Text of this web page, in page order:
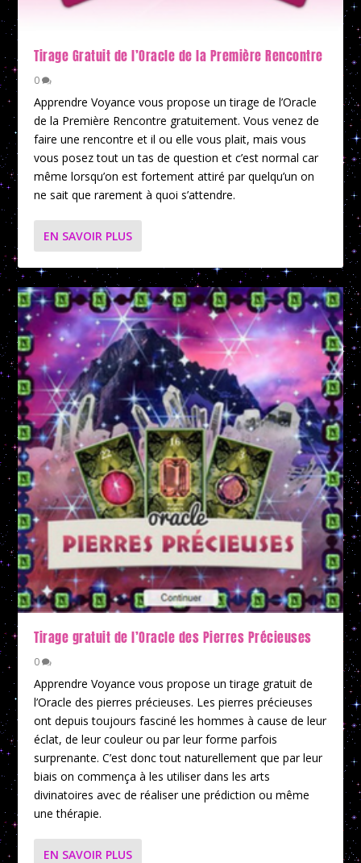
Tirage Gratuit de l’Oracle de la Première Rencontre
0
Apprendre Voyance vous propose un tirage de l’Oracle
de la Première Rencontre gratuitement. Vous venez de
faire une rencontre et il ou elle vous plait, mais vous
vous posez tout un tas de question et c’est normal car
même lorsqu’on est fortement attiré par quelqu’un on
ne sait que rarement à quoi s’attendre.
EN SAVOIR PLUS
Tirage gratuit de l’Oracle des Pierres Précieuses
0
Apprendre Voyance vous propose un tirage gratuit de
l’Oracle des pierres précieuses. Les pierres précieuses
ont depuis toujours fasciné les hommes à cause de leur
éclat, de leur couleur ou par leur forme parfois
surprenante. C’est donc tout naturellement que par leur
biais on commença à les utiliser dans les arts
divinatoires avec de réaliser une prédiction ou même
une thérapie.
EN SAVOIR PLUS